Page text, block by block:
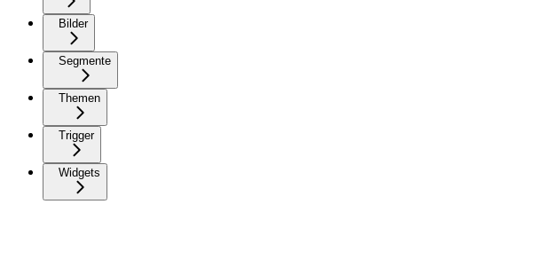
Bilder
Segmente
Themen
Trigger
Widgets